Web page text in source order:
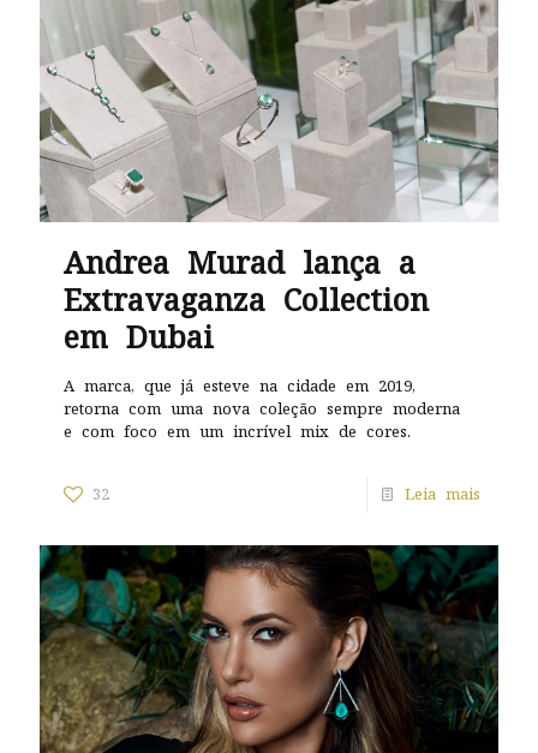
Andrea Murad lança a
Extravaganza Collection
em Dubai
A marca, que já esteve na cidade em 2019,
retorna com uma nova coleção sempre moderna
e com foco em um incrível mix de cores.
32
Leia mais